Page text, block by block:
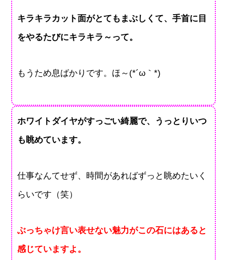
キラキラカット面がとてもまぶしくて、手首に目
をやるたびにキラキラ～って。
もうため息ばかりです。ほ～(*´ω｀*)
ホワイトダイヤがすっごい綺麗で、うっとりいつ
も眺めています。
仕事なんてせず、時間があればずっと眺めたいく
らいです（笑）
ぶっちゃけ言い表せない魅力がこの石にはあると
感じていますよ。